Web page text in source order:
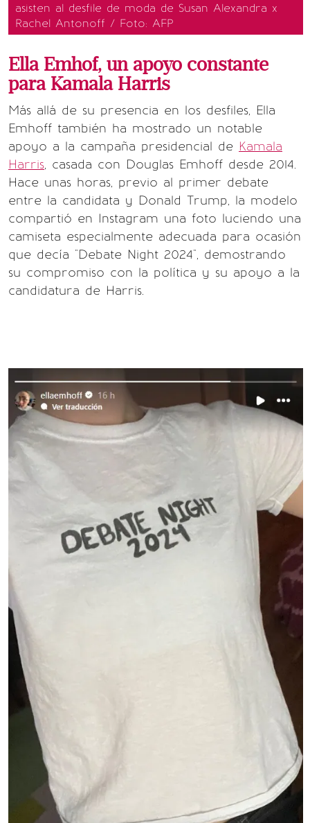
asisten al desfile de moda de Susan Alexandra x
Rachel Antonoff / Foto: AFP
Ella Emhof, un apoyo constante
para Kamala Harris
Más allá de su presencia en los desfiles, Ella
Emhoff también ha mostrado un notable
apoyo a la campaña presidencial de Kamala
Harris, casada con Douglas Emhoff desde 2014.
Hace unas horas, previo al primer debate
entre la candidata y Donald Trump, la modelo
compartió en Instagram una foto luciendo una
camiseta especialmente adecuada para ocasión
que decía "Debate Night 2024", demostrando
su compromiso con la política y su apoyo a la
candidatura de Harris.